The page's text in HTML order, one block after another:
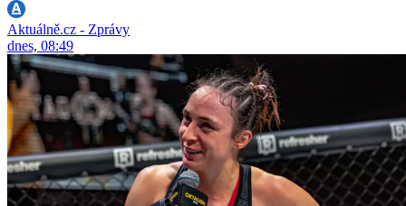
Aktuálně.cz - Zprávy
dnes, 08:49